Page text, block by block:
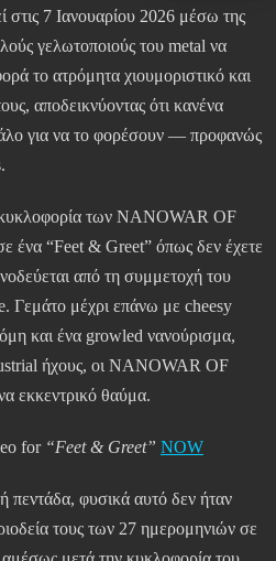
7 Ιανουαρίου 2026 μέσω της
γελωτοποιούς του metal να
το ατρόμητα χιουμοριστικό και
αποδεικνύοντας ότι κανένα
για να το φορέσουν — προφανώς
κυκλοφορία των NANOWAR OF
ένα “Feet & Greet” όπως δεν έχετε
από τη συμμετοχή του
Γεμάτο μέχρι επάνω με cheesy
και ένα growled νανούρισμα,
ήχους, οι NANOWAR OF
εκκεντρικό θαύμα.
for “Feet & Greet” NOW
πεντάδα, φυσικά αυτό δεν ήταν
τους των 27 ημερομηνιών σε